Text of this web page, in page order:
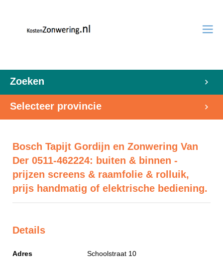
Zoeken
Selecteer provincie
Bosch Tapijt Gordijn en Zonwering Van
Der 0511-462224: buiten & binnen -
prijzen screens & raamfolie & rolluik,
prijs handmatig of elektrische bediening.
Details
Adres
Schoolstraat 10